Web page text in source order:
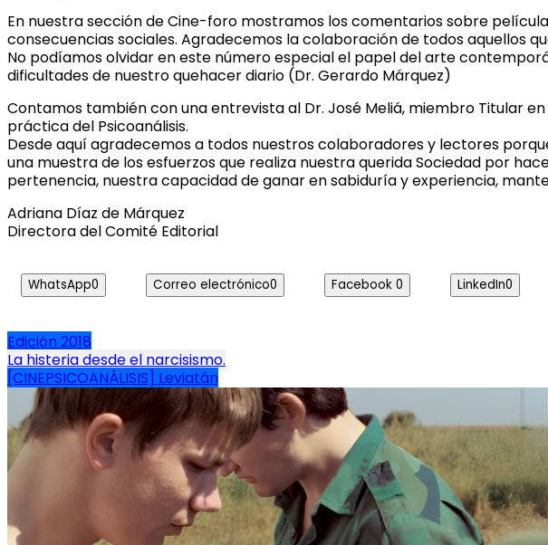
En nuestra sección de Cine-foro mostramos los comentarios sobre
consecuencias sociales. Agradecemos la colaboración de todos aquellos
No podíamos olvidar en este número especial el papel del arte
dificultades de nuestro quehacer diario (Dr. Gerardo Márquez)
Contamos también con una entrevista al Dr. José Meliá, miembro Titular
práctica del Psicoanálisis.
Desde aquí agradecemos a todos nuestros colaboradores y lectores
una muestra de los esfuerzos que realiza nuestra querida Sociedad por
pertenencia, nuestra capacidad de ganar en sabiduría y experiencia,
Adriana Díaz de Márquez
Directora del Comité Editorial
WhatsApp0 Correo electrónico0 Facebook 0 LinkedIn0
Edición 2018
Navegación
de
entradas
La histeria desde el narcisismo.
[CINEPSICOANÁLISIS] Leviatán